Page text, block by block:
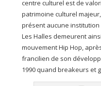
centre culturel est de
patrimoine culturel
présent aucune institution
Les Halles demeurent
mouvement Hip Hop,
francilien de son
1990 quand breakeurs et